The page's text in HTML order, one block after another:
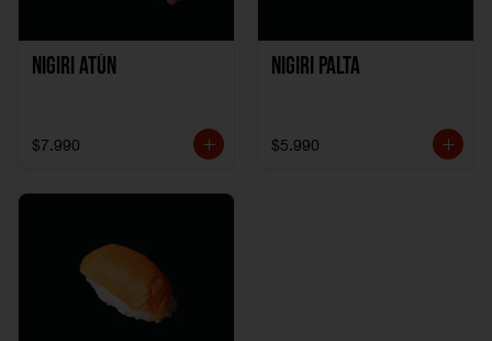
Nigiri Atún
$7.990
Nigiri Palta
$5.990